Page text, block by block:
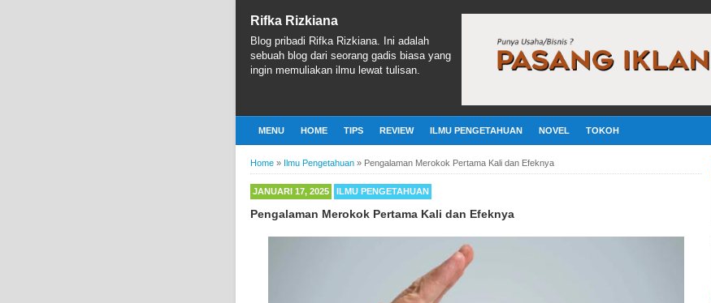
Rifka Rizkiana
Blog pribadi Rifka Rizkiana. Ini adalah
sebuah blog dari seorang gadis biasa yang
ingin memuliakan ilmu lewat tulisan.
MENU HOME TIPS REVIEW ILMU PENGETAHUAN NOVEL TOKOH
Home » Ilmu Pengetahuan » Pengalaman Merokok Pertama Kali dan Efeknya
JANUARI 17, 2025 ILMU PENGETAHUAN
Pengalaman Merokok Pertama Kali dan Efeknya